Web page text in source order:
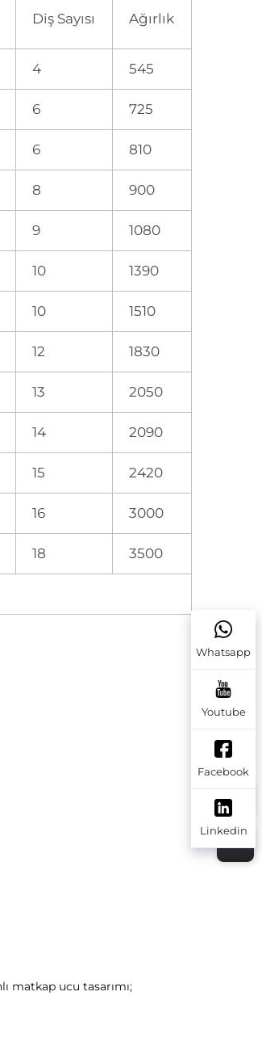
Diş Sayısı Ağırlık
4 545
6 725
6 810
8 900
9 1080
10 1390
10 1510
12 1830
13 2050
14 2090
15 2420
16 3000
18 3500
matkap ucu tasarımı;
Whatsapp
Youtube
Facebook
Linkedin